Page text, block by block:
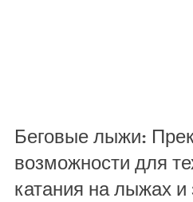
Беговые лыжи:
возможности для
катания на лыжах и